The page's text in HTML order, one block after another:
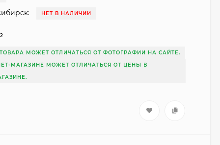
НЕТ В НАЛИЧИИ
МОЖЕТ ОТЛИЧАТЬСЯ ОТ ФОТОГРАФИИ НА САЙТЕ.
МАГАЗИНЕ МОЖЕТ ОТЛИЧАТЬСЯ ОТ ЦЕНЫ В